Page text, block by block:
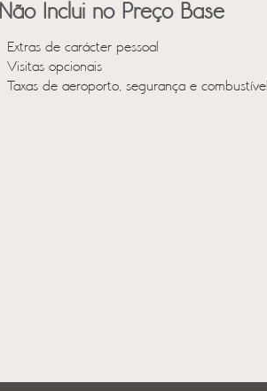
Não Inclui no Preço Base
Extras de carácter pessoal
Visitas opcionais
Taxas de aeroporto, segurança e combustível